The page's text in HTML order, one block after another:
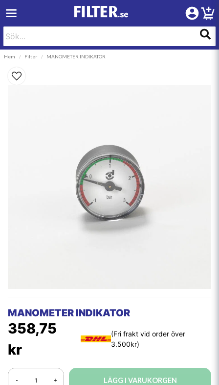
Hem Filter MANOMETER INDIKATOR
MANOMETER INDIKATOR
358,75
kr
- + LÄGG I VARUKORGEN